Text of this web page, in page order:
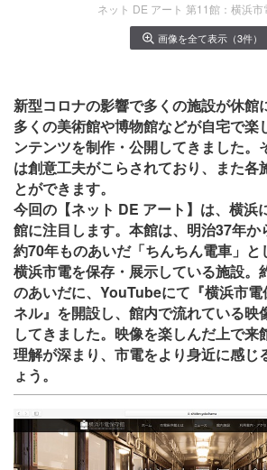
ネット DE アート 第11館：横浜市
画像を全て表示（3件）
新型コロナの影響で多くの施設が休館
多くの美術館や博物館などが自宅で楽
ンテンツを制作・公開してきました。
は創意工夫がこらされており、また各
とができます。
今回の【ネット DE アート】は、横浜
館に注目します。本館は、明治37年か
約70年ものあいだ「ちんちん電車」と
横浜市電を保存・展示している施設。
のあいだに、YouTubeにて『横浜市
ネル』を開設し、館内で流れている映
してきました。映像を楽しんだ上で来
理解が深まり、市電をより身近に感じ
ょう。